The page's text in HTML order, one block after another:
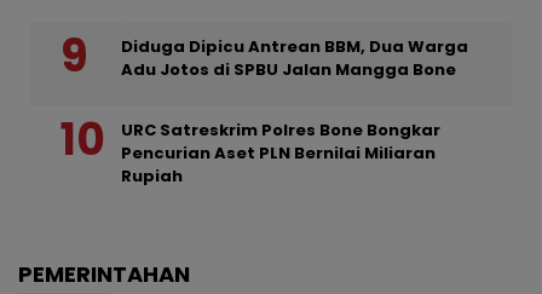
Diduga Dipicu Antrean BBM, Dua Warga
Adu Jotos di SPBU Jalan Mangga Bone
URC Satreskrim Polres Bone Bongkar
Pencurian Aset PLN Bernilai Miliaran
Rupiah
PEMERINTAHAN